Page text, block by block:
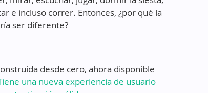
e incluso correr. Entonces, ¿por qué la
ser diferente?
desde cero, ahora disponible
una nueva experiencia de usuario